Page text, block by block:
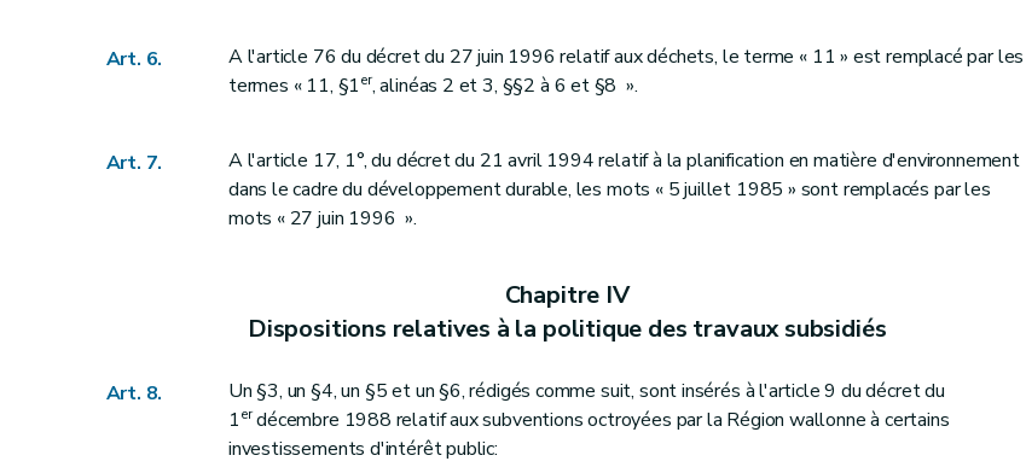
Art. 6.
A l'article 76 du décret du 27 juin 1996 relatif aux déchets, le terme « 11 » est remplacé par les
termes « 11, §1er, alinéas 2 et 3, §§2 à 6 et §8 ».
Art. 7.
A l'article 17, 1°, du décret du 21 avril 1994 relatif à la planification en matière d'environnement
dans le cadre du développement durable, les mots « 5 juillet 1985 » sont remplacés par les
mots « 27 juin 1996 ».
Chapitre IV
Dispositions relatives à la politique des travaux subsidiés
Art. 8.
Un §3, un §4, un §5 et un §6, rédigés comme suit, sont insérés à l'article 9 du décret du
1erdécembre 1988 relatif aux subventions octroyées par la Région wallonne à certains
investissements d'intérêt public: